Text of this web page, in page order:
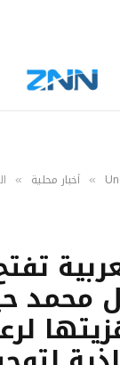
» أخبار محلية »
محمد